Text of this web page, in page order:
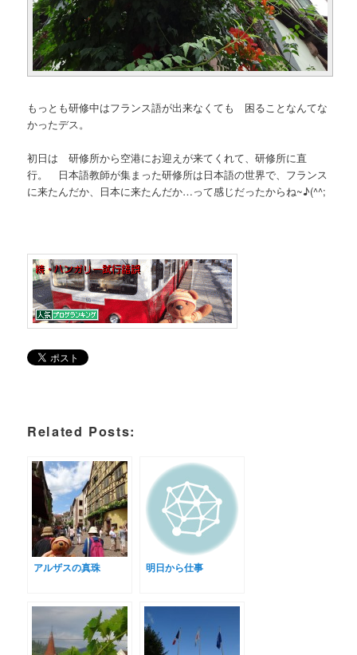
もっとも研修中はフランス語が出来なくても 困ることなんてな
かったデス。
初日は 研修所から空港にお迎えが来てくれて、研修所に直
行。 日本語教師が集まった研修所は日本語の世界で、フランス
に来たんだか、日本に来たんだか…って感じだったからね~♪(^^;
Related Posts:
アルザスの真珠 明日から仕事